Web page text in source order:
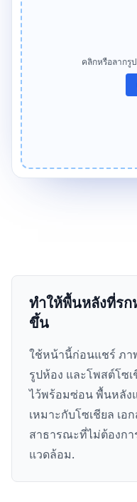
คลิกหรือลากรู
ทำให้พื้นหลังที่รก
ขึ้น
ใช้หน้านี้ก่อนแชร์ ภา
รูปห้อง และโพสต์โซ
ไว้พร้อมซ่อน พื้นหลัง
เหมาะกับโซเชียล เอ
สาธารณะที่ไม่ต้องกา
แวดล้อม.